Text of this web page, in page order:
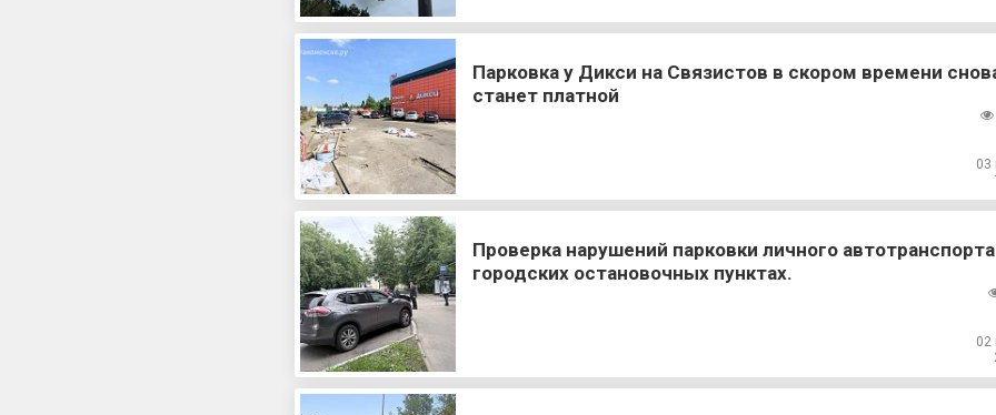
Парковка у Дикси на Связистов в скором времени
станет платной
03
Проверка нарушений парковки личного
городских остановочных пунктах.
02